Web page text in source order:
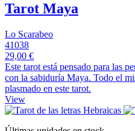
Tarot Maya
Lo Scarabeo
41038
29,00 €
Este tarot está pensado para las
con la sabiduría Maya. Todo el
plasmado en este tarot.
View